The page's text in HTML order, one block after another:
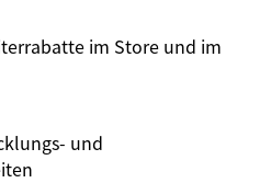
im Store und im
- und